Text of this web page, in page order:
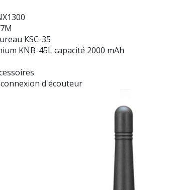
KSC-35
KNB-45L capacité 2000 mAh
d'écouteur